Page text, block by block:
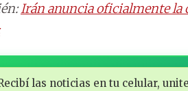
Irán anuncia oficialmente la
las noticias en tu celular,